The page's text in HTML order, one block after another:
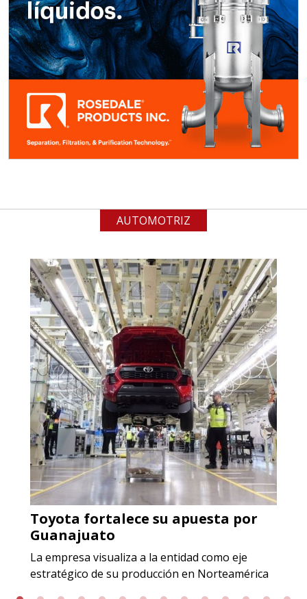
BATERÍAS DE LITIO
Especificaciones:
Para vehículos eléctricos.
Requisitos: Garantizar composición
química y origen adecuados
(especialmente para grafito) y
contar con sistemas de calidad y
gestión ambiental.
Requiere:
ALAMBRE DE INCONEL
Especificaciones:
Requisitos: Garantizar composición
química y origen adecuados
(especialmente para grafito) y
contar con sistemas de calidad y
gestión ambiental.
Aplicar al Requerimiento
Empresa en Jalisco
ACERO INOXIDABLE
Especificaciones:
Incluyendo grado 304. Requisitos:
AUTOMOTRIZ
Toyota fortalece su apuesta por
Guanajuato
La empresa visualiza a la entidad como eje
estratégico de su producción en Norteamérica